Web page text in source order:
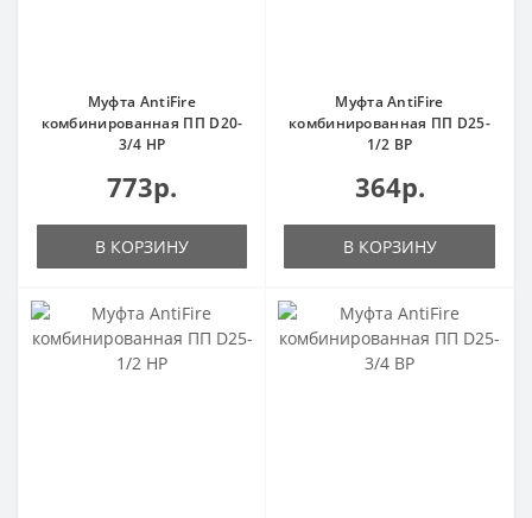
Муфта AntiFire
комбинированная ПП D20-
3/4 НР
773р.
В КОРЗИНУ
Муфта AntiFire
комбинированная ПП D25-
1/2 ВР
364р.
В КОРЗИНУ